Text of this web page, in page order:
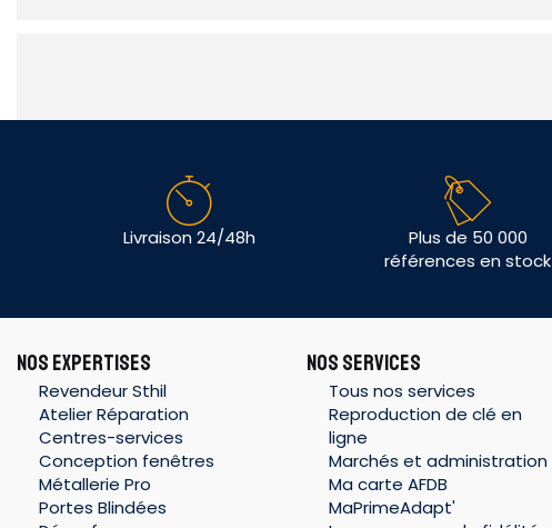
Livraison 24/48h
Plus de 50 000
références en stock
NOS EXPERTISES
Revendeur Sthil
Atelier Réparation
Centres-services
Conception fenêtres
Métallerie Pro
Portes Blindées
NOS SERVICES
Tous nos services
Reproduction de clé en
ligne
Marchés et administration
Ma carte AFDB
MaPrimeAdapt'